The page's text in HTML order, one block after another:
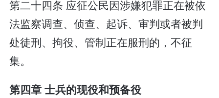
第二十四条 应征公民因涉嫌犯罪正在被依
法监察调查、侦查、起诉、审判或者被判
处徒刑、拘役、管制正在服刑的，不征
集。
第四章 士兵的现役和预备役